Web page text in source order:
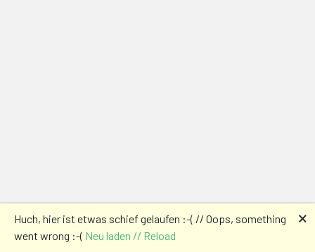
Huch, hier ist etwas schief gelaufen :-( // Oops, something
went wrong :-( Neu laden // Reload
🗙